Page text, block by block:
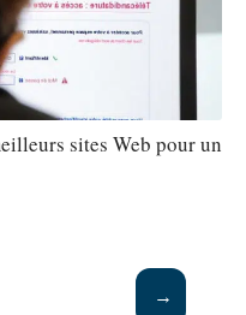
sites Web pour un